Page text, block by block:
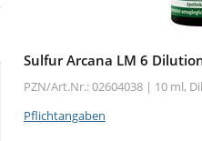
Natur & Homöopathie
Sulfur Arcana LM 6
PZN/Art.Nr.: 02604038 | 10 ml,
Pflichtangaben